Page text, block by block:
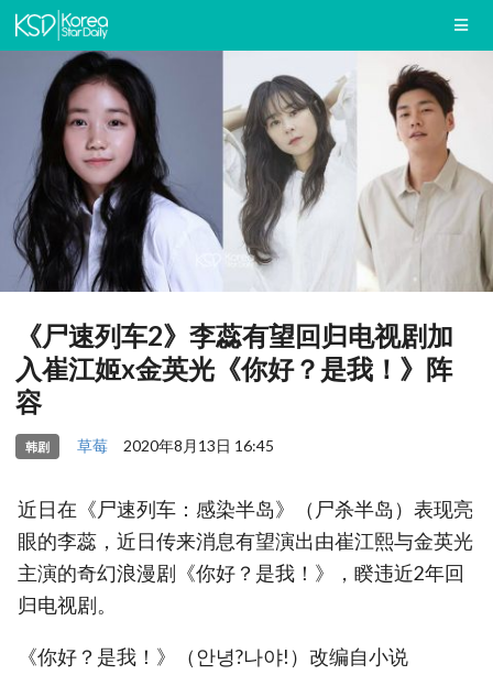
《尸速列车2》李蕊有望回归电视剧加
入崔江姬x金英光《你好？是我！》阵
容
韩剧 草莓 2020年8月13日 16:45
近日在《尸速列车：感染半岛》（尸杀半岛）表现亮
眼的李蕊，近日传来消息有望演出由崔江熙与金英光
主演的奇幻浪漫剧《你好？是我！》，睽违近2年回
归电视剧。
《你好？是我！》（안녕?나야!）改编自小说